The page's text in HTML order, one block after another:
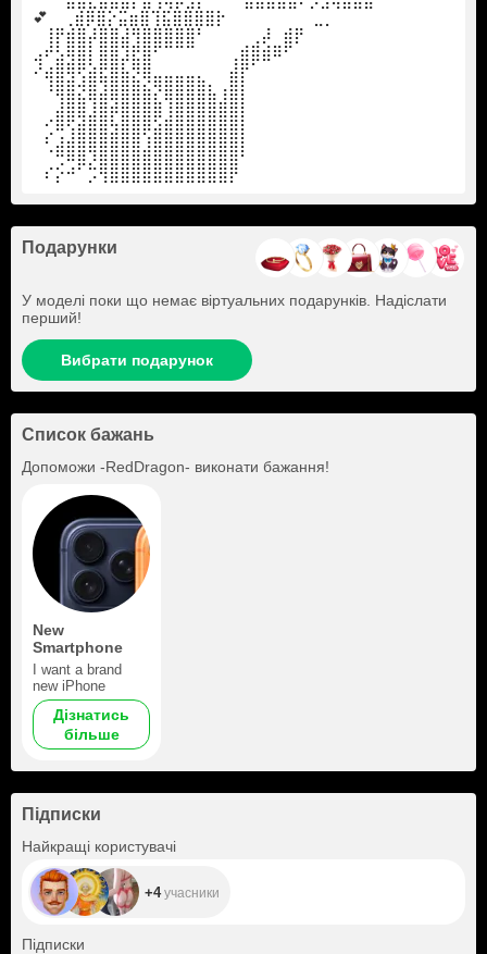
💕 ⠀⢀⣾⡿⣿⡕⣭⣶⣿⢹⣯⣿⣿⣿⣿⡗⠀⠀⠀⠀⠀⠀⠀⠀⣀⡀
⠀⢸⡟⣾⣿⡼⣿⣿⣼⢻⣿⣿⣿⣿⣿⠃⠀⠀⠀⠀⢀⡼⠀⣾⡟
⣠⠞⣣⢿⣿⡇⣿⣿⣹⣟⣿⠋⠉⠉⠉⠀⠀⠀⢀⣾⣿⣾⠿⠋
⠜⣴⣿⢿⢟⣵⣟⣿⣧⡻⣿⣀⣀⣀⣀⡀⠀⠀⣼⡟⠁
⠀⠸⣿⣿⡺⣿⣹⣿⣿⣿⣮⡻⣿⣿⣿⣿⣆⢠⣿⡇
⠀⠀⣸⣿⣿⢹⣿⣽⣿⣿⣿⣷⢹⣿⣿⣿⣿⣾⣿⡇
⠀⠔⣿⢟⣽⣿⣿⢧⣿⣿⣿⣫⣾⣿⣿⣿⣿⣿⣿⡇
⠀⠎⣰⣼⣿⣿⣿⣿⣿⣿⢱⣿⣿⣿⣿⣿⣿⣿⣿⡇
⠀⠈⢛⠿⣿⡹⣿⣿⣿⣿⣿⣿⣿⣿⣿⣿⣿⣿⣿⠃⠀⠀⠀⠀
⠀⠎⡕⠚⠁⡩⢻⣿⣿⣿⣿⣿⣿⣿⣿⣿⣿⣿⡟
Подарунки
У моделі поки що немає віртуальних подарунків. Надіслати
перший!
Вибрати подарунок
Список бажань
Допоможи -RedDragon- виконати бажання!
New
Smartphone
I want a brand
new iPhone
Дізнатись
більше
Підписки
Найкращі користувачі
+4учасники
Підписки